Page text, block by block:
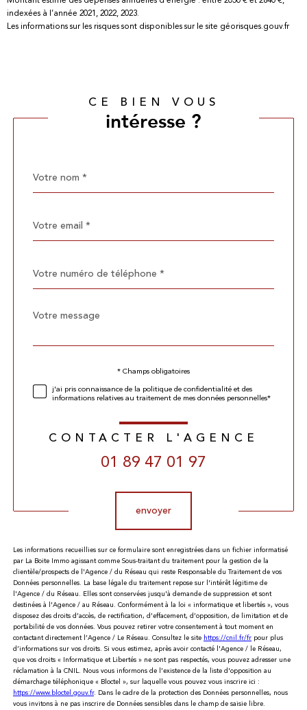
indexées à l’année 2021, 2022, 2023.
Les informations sur les risques sont disponibles sur le site géorisques.gouv.fr
CE BIEN VOUS
intéresse ?
Fieldset
par
*
*
*
Fieldset
défaut
Message
*
* Champs obligatoires
j'ai pris connaissance de la politique de confidentialité et des
informations relatives au traitement de mes données personnelles*
CONTACTER L'AGENCE
01 89 47 01 97
envoyer
Les informations recueillies sur ce formulaire sont enregistrées dans un fichier informatisé
par La Boite Immo agissant comme Sous-traitant du traitement pour la gestion de la
clientèle/prospects de l'Agence / du Réseau qui reste Responsable du Traitement de vos
Données personnelles. La base légale du traitement repose sur l'intérêt légitime de
l'Agence / du Réseau. Elles sont conservées jusqu'à demande de suppression et sont
destinées à l'Agence / au Réseau. Conformément à la loi « informatique et libertés », vous
disposez des droits d’accès, de rectification, d’effacement, d’opposition, de limitation et de
portabilité de vos données. Vous pouvez retirer votre consentement à tout moment en
contactant directement l’Agence / Le Réseau. Consultez le site https://cnil.fr/fr pour plus
d’informations sur vos droits. Si vous estimez, après avoir contacté l'Agence / le Réseau,
que vos droits « Informatique et Libertés » ne sont pas respectés, vous pouvez adresser une
réclamation à la CNIL. Nous vous informons de l’existence de la liste d'opposition au
démarchage téléphonique « Bloctel », sur laquelle vous pouvez vous inscrire ici :
https://www.bloctel.gouv.fr. Dans le cadre de la protection des Données personnelles, nous
vous invitons à ne pas inscrire de Données sensibles dans le champ de saisie libre.